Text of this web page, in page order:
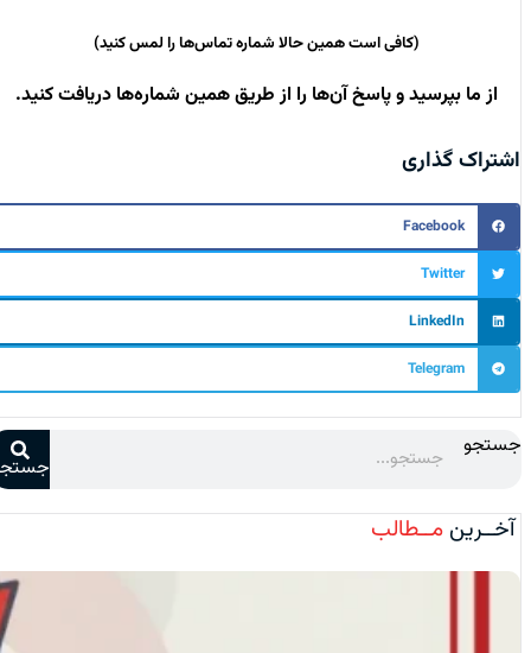
(کافی است همین حالا شماره تماس‌ها را لمس کنید)
از ما بپرسید و پاسخ آن‌ها را از طریق همین شماره‌ها دریافت کنید.
اشتراک گذاری
Facebook
Twitter
LinkedIn
Telegram
جستجو
جستجو
آخــرینمــطالب